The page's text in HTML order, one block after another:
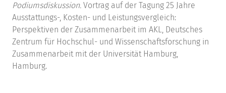
Podiumsdiskussion. Vortrag auf der Tagung 25 Jahre
Ausstattungs-, Kosten- und Leistungsvergleich:
Perspektiven der Zusammenarbeit im AKL, Deutsches
Zentrum für Hochschul- und Wissenschaftsforschung in
Zusammenarbeit mit der Universität Hamburg,
Hamburg.